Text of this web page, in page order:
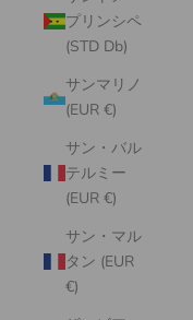
プリンシペ
(STD Db)
サンマリノ
(EUR €)
サン・バル
テルミー
(EUR €)
サン・マル
タン (EUR
€)